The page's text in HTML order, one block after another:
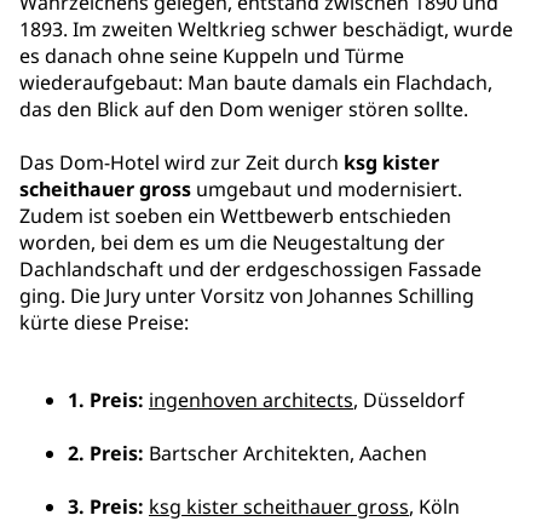
1893. Im zweiten Weltkrieg schwer beschädigt, wurde
es danach ohne seine Kuppeln und Türme
wiederaufgebaut: Man baute damals ein Flachdach,
das den Blick auf den Dom weniger stören sollte.
Das Dom-Hotel wird zur Zeit durch ksg kister
scheithauer gross umgebaut und modernisiert.
Zudem ist soeben ein Wettbewerb entschieden
worden, bei dem es um die Neugestaltung der
Dachlandschaft und der erdgeschossigen Fassade
ging. Die Jury unter Vorsitz von Johannes Schilling
kürte diese Preise:
1. Preis: ingenhoven architects, Düsseldorf
2. Preis: Bartscher Architekten, Aachen
3. Preis: ksg kister scheithauer gross, Köln